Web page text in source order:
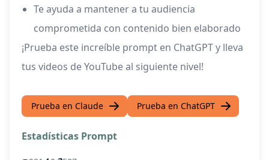
Te ayuda a mantener a tu audiencia
comprometida con contenido bien elaborado
¡Prueba este increíble prompt en ChatGPT y lleva
tus videos de YouTube al siguiente nivel!
Prueba en Claude Prueba en ChatGPT
Estadísticas Prompt